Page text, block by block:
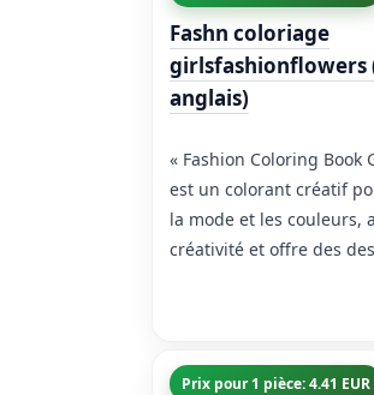
Fashn coloriage
girlsfashionflowers
anglais)
« Fashion Coloring Book
est un colorant créatif
la mode et les couleurs,
créativité et offre des
Prix pour 1 pièce: 4.41 EUR